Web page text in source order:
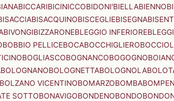
BICCARIBICINICCOBIDONI'BIELLABIENNO
BISACQUINOBISCEGLIEBISEGNA
BIVONGIBIZZARONEBLEGGIO INFERIORE
BOBBIO PELLICEBOCABOCCHIGLIERO
BOGLIASCOBOGNANCOBOGOGNO
BOLOGNANOBOLOGNETTABOLOGNOLA
BOLZANO VICENTINOBOMARZOBOMBA
SOTTOBONAVIGOBONDENOBONDO